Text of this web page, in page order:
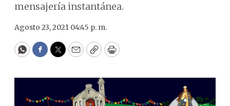
mensajería instantánea.
Agosto 23, 2021 04:45 p. m.
WhatsApp
Facebook
Twitter
EmailCopyPrint